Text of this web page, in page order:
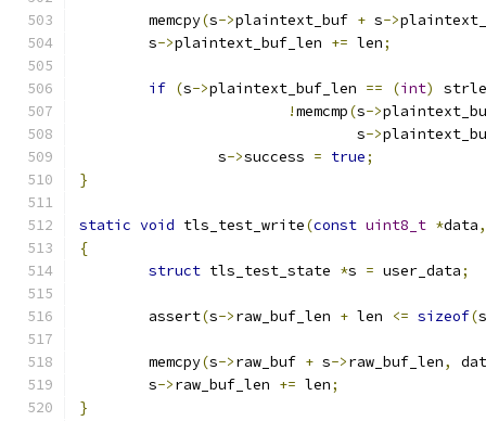
	memcpy
(s->plaintext_buf + s->
	s
->plaintext_buf_len += len;
if (s->plaintext_buf_len == (int)
!memcmp(s->
				s
->
		s
->success = true;
}
static void tls_test_write(const uint8_t *data,
{
struct tls_test_state *s = user_data;
	assert
(s->raw_buf_len + len <= sizeof(s
	memcpy
(s->raw_buf + s->raw_buf_len,
	s
->raw_buf_len += len;
}